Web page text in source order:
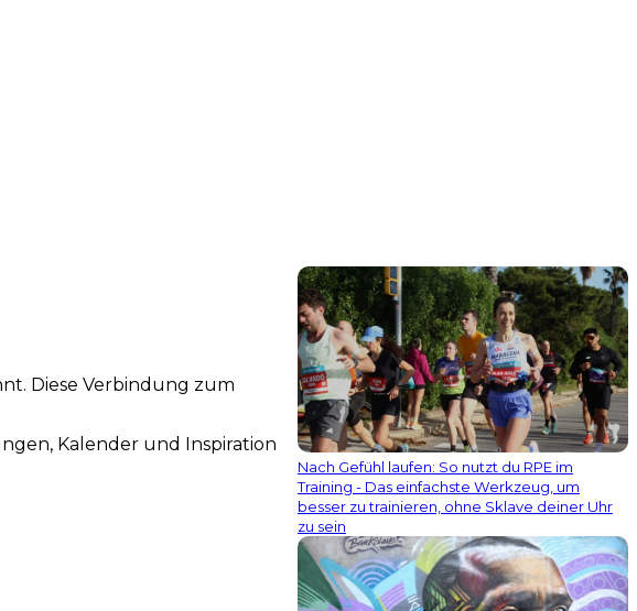
Diese Verbindung zum
Kalender und Inspiration
Nach Gefühl laufen: So nutzt du RPE im
Training - Das einfachste Werkzeug, um
besser zu trainieren, ohne Sklave deiner Uhr
zu sein